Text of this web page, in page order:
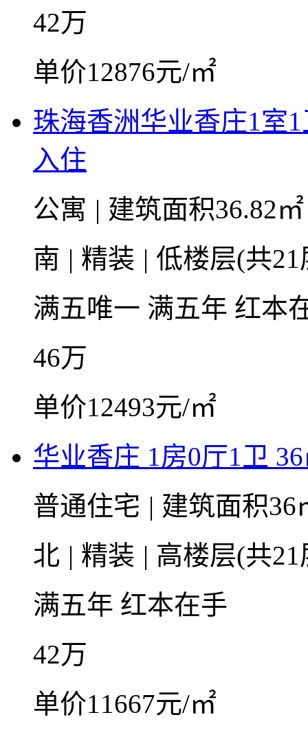
42万
单价12876元/㎡
珠海香洲华业香庄1室
入住
公寓 | 建筑面积36.82
南 | 精装 | 低楼层(共
满五唯一 满五年 红本
46万
单价12493元/㎡
华业香庄 1房0厅1卫
普通住宅 | 建筑面积
北 | 精装 | 高楼层(共
满五年 红本在手
42万
单价11667元/㎡